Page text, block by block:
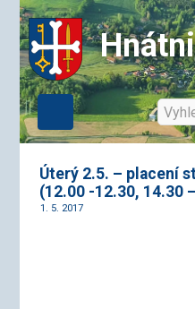
Úterý 2.5. – placení
(12.00 -12.30, 14.30
1. 5. 2017